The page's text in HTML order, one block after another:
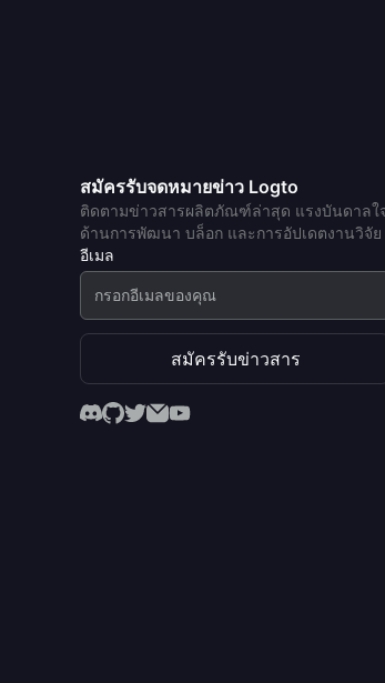
สมัครรับจดหมายข่าว Logto
ติดตามข่าวสารผลิตภัณฑ์ล่าสุด แรงบันดาลใ
ด้านการพัฒนา บล็อก และการอัปเดตงานวิจัย
อีเมล
สมัครรับข่าวสาร